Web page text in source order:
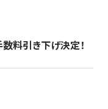
料引き下げ決定！